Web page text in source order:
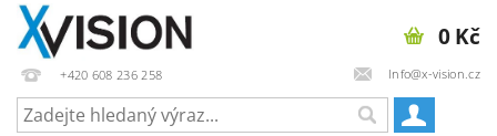
+420 608 236 258 Info@x-vision.cz
0 Kč